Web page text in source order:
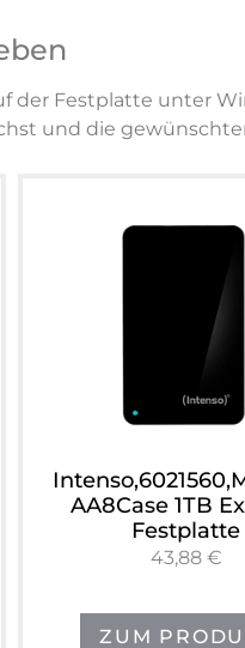
der Festplatte unter
und die
AA8Case 1TB
Festplatte
43,88 €
ZUM